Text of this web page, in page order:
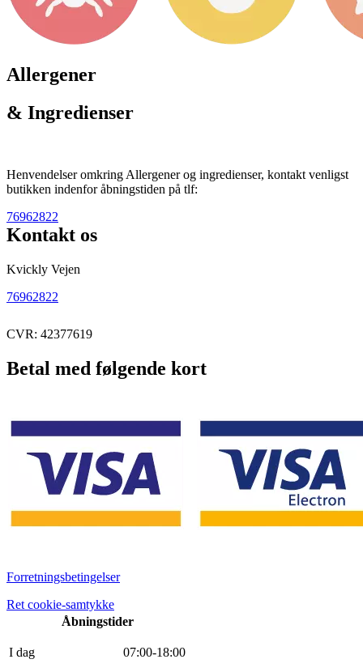
Allergener
& Ingredienser
Henvendelser omkring Allergener og ingredienser, kontakt venligst
butikken indenfor åbningstiden på tlf:
76962822
Kontakt os
Kvickly Vejen
76962822
CVR: 42377619
Betal med følgende kort
Forretningsbetingelser
Ret cookie-samtykke
Åbningstider
I dag 07:00-18:00